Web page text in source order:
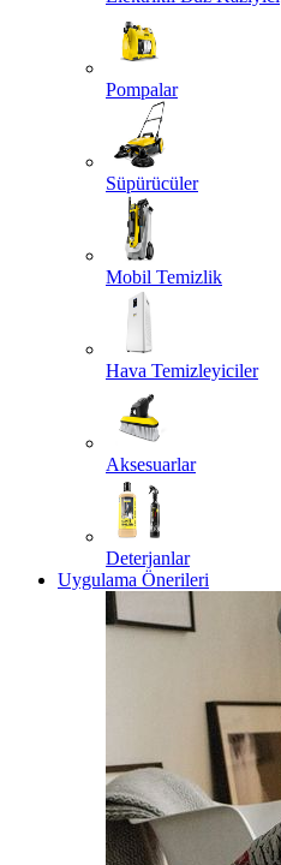
Pompalar
Süpürücüler
Mobil Temizlik
Hava Temizleyiciler
Aksesuarlar
Deterjanlar
Uygulama Önerileri